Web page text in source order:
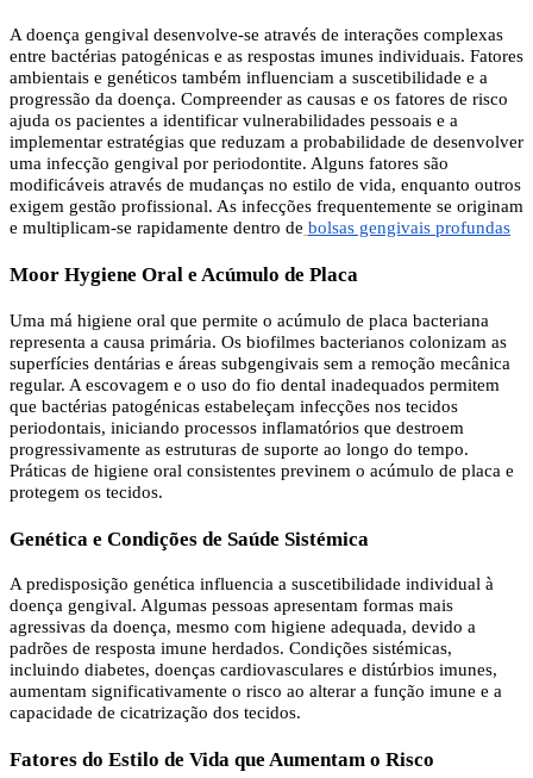
A doença gengival desenvolve-se através de interações complexas
entre bactérias patogénicas e as respostas imunes individuais. Fatores
ambientais e genéticos também influenciam a suscetibilidade e a
progressão da doença. Compreender as causas e os fatores de risco
ajuda os pacientes a identificar vulnerabilidades pessoais e a
implementar estratégias que reduzam a probabilidade de desenvolver
uma infecção gengival por periodontite. Alguns fatores são
modificáveis através de mudanças no estilo de vida, enquanto outros
exigem gestão profissional. As infecções frequentemente se originam
e multiplicam-se rapidamente dentro de bolsas gengivais profundas
Moor Hygiene Oral e Acúmulo de Placa
Uma má higiene oral que permite o acúmulo de placa bacteriana
representa a causa primária. Os biofilmes bacterianos colonizam as
superfícies dentárias e áreas subgengivais sem a remoção mecânica
regular. A escovagem e o uso do fio dental inadequados permitem
que bactérias patogénicas estabeleçam infecções nos tecidos
periodontais, iniciando processos inflamatórios que destroem
progressivamente as estruturas de suporte ao longo do tempo.
Práticas de higiene oral consistentes previnem o acúmulo de placa e
protegem os tecidos.
Genética e Condições de Saúde Sistémica
A predisposição genética influencia a suscetibilidade individual à
doença gengival. Algumas pessoas apresentam formas mais
agressivas da doença, mesmo com higiene adequada, devido a
padrões de resposta imune herdados. Condições sistémicas,
incluindo diabetes, doenças cardiovasculares e distúrbios imunes,
aumentam significativamente o risco ao alterar a função imune e a
capacidade de cicatrização dos tecidos.
Fatores do Estilo de Vida que Aumentam o Risco